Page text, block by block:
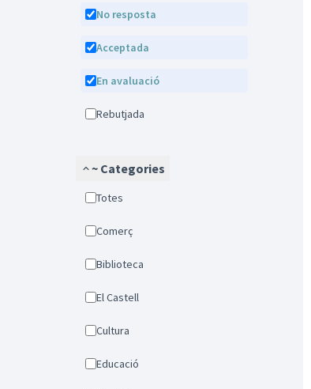
No resposta
Acceptada
En avaluació
Rebutjada
~ Categories
Totes
Comerç
Biblioteca
El Castell
Cultura
Educació